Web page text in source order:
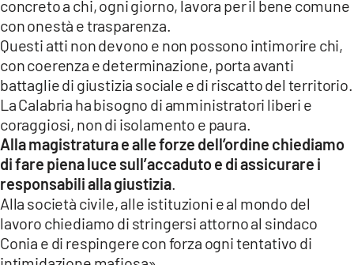
concreto a chi, ogni giorno, lavora per il bene comune
con onestà e trasparenza.
Questi atti non devono e non possono intimorire chi,
con coerenza e determinazione, porta avanti
battaglie di giustizia sociale e di riscatto del territorio.
La Calabria ha bisogno di amministratori liberi e
coraggiosi, non di isolamento e paura.
Alla magistratura e alle forze dell’ordine chiediamo
di fare piena luce sull’accaduto e di assicurare i
responsabili alla giustizia
Alla società civile, alle istituzioni e al mondo del
lavoro chiediamo di stringersi attorno al sindaco
Conia e di respingere con forza ogni tentativo di